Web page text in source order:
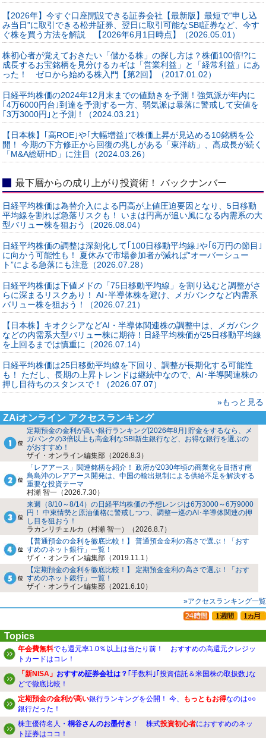
【2026年】今すぐ口座開設できる証券会社【最新版】最短で“申し込
み当日”に取引できる松井証券、翌日に取引可能なSBI証券など、今す
ぐ株を買う方法を解説 【2026年6月1日時点】（2026.05.01）
株初心者が覚えておきたい「儲かる株」の探し方は？株価100倍!?に
成長するお宝銘柄を見分けるカギは「営業利益」と「経常利益」にあ
った！ ゼロから始める株入門【第2回】（2017.01.02）
日経平均株価の2024年12月末までの値動きを予測！強気派が年内に
｢4万6000円台｣到達を予測する一方、弱気派は暴落に警戒して安値を
｢3万3000円｣と予測！（2024.03.21）
【日本株】｢高ROE｣や｢大幅増益｣で株価上昇が見込める10銘柄を公
開！ 今期の下方修正から回復の兆しがある「東洋紡」、高成長が続く
「M&A総研HD」に注目（2024.03.26）
最下層からの成り上がり投資術！ バックナンバー
日経平均株価は為替介入による円高が上値圧迫要因となり、5日移動
平均線を割れば急落リスクも！ いまは円高が追い風になる内需系の大
型バリュー株を狙おう（2026.08.04）
日経平均株価の調整は深刻化して｢100日移動平均線｣や｢6万円の節目｣
に向かう可能性も！ 夏休みで市場参加者が減れば“オーバーシュー
ト”による急落にも注意（2026.07.28）
日経平均株価は下値メドの「75日移動平均線」を割り込むと調整がさ
らに深まるリスクあり！ AI･半導体株を避け、メガバンクなど内需系
バリュー株を狙おう！（2026.07.21）
【日本株】キオクシアなどAI・半導体関連株の調整中は、メガバンク
などの内需系大型バリュー株に期待！日経平均株価が25日移動平均線
を上回るまでは慎重に（2026.07.14）
日経平均株価は25日移動平均線を下回り、調整が長期化する可能性
も！ ただし、長期の上昇トレンドは継続中なので、AI･半導関連株の
押し目待ちのスタンスで！（2026.07.07）
»もっと見る
ZAiオンライン アクセスランキング
定期預金の金利が高い銀行ランキング[2026年8月] 貯金をするなら、メ
ガバンクの3倍以上も高金利なSBI新生銀行など、お得な銀行を選ぶの
がおすすめ！
ザイ・オンライン編集部（2026.8.3）
「レアアース」関連銘柄を紹介！ 政府が2030年頃の商業化を目指す南
鳥島沖のレアアース開発は、中国の輸出規制による供給不足を解決する
重要な投資テーマ
村瀬 智一（2026.7.30）
来週（8/10～8/14）の日経平均株価の予想レンジは6万3000～6万9000
円！ 中東情勢と原油価格に警戒しつつ、調整一巡のAI･半導体関連の押
し目を狙おう！
ラカンリチェルカ（村瀬 智一）（2026.8.7）
【普通預金の金利を徹底比較！】 普通預金金利の高さで選ぶ！「おす
すめのネット銀行」一覧！
ザイ・オンライン編集部（2019.11.1）
【定期預金の金利を徹底比較！】 定期預金金利の高さで選ぶ！「おす
すめのネット銀行」一覧！
ザイ・オンライン編集部（2021.6.10）
»アクセスランキング一覧
Topics
年会費無料でも還元率1.0％以上は当たり前！ おすすめの高還元クレジッ
トカードはコレ！
「新NISA」 おすすめ証券会社は？ ｢手数料｣｢投資信託＆米国株の取扱数｣な
どで徹底比較！
定期預金の金利が高い銀行ランキングを公開！ 今、 もっともお得なのは○○
銀行だった！
株主優待名人・ 桐谷さんのお墨付き ！ 株式投資初心者におすすめのネッ
ト証券はココ！